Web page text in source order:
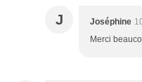
J Joséphine
Merci